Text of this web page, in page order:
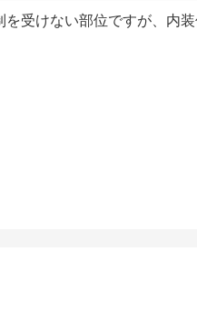
を受けない部位ですが、